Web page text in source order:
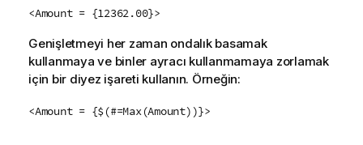
<Amount = {12362.00}>
Genişletmeyi her zaman ondalık basamak
kullanmaya ve binler ayracı kullanmamaya zorlamak
için bir diyez işareti kullanın. Örneğin:
<Amount = {$(#=Max(Amount))}>